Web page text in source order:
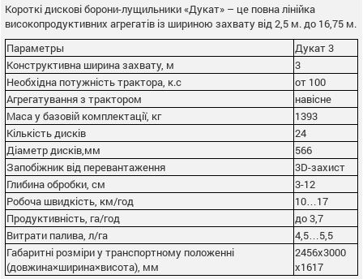
Короткі дискові борони-лущильники «Дукат» – це повна лінійка
високопродуктивних агрегатів із шириною захвату від 2,5 м. до 16,75 м.
Параметры
Дукат 3
Конструктивна ширина захвату, м
3
Необхідна потужність трактора, к.с
от 100
Агрегатування з трактором
навісне
Маса у базовій комплектації, кг
1393
Кількість дисків
24
Діаметр дисків,мм
566
Запобіжник від перевантаження
3D-захист
Глибина обробки, см
3-12
Робоча швидкість, км/год
10…17
Продуктивність, га/год
до 3,7
Витрати палива, л/га
4,5…5,5
Габаритні розміри у транспортному положенні
(довжина×ширина×висота), мм
2456х3000
х1617